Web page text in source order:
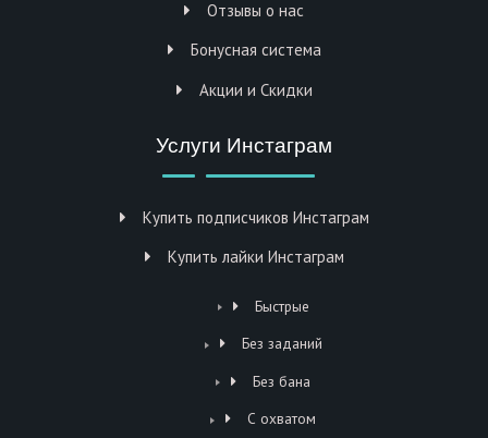
Отзывы о нас
Бонусная система
Акции и Скидки
Услуги Инстаграм
Купить подписчиков Инстаграм
Купить лайки Инстаграм
Быстрые
Без заданий
Без бана
С охватом